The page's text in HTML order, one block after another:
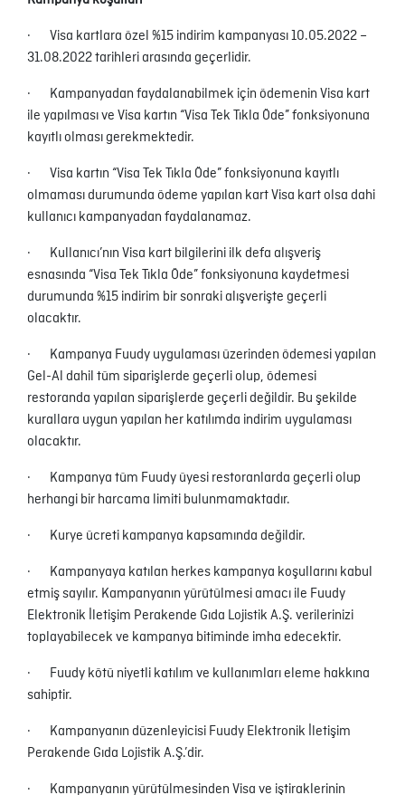
· Visa kartlara özel %15 indirim kampanyası 10.05.2022 –
31.08.2022 tarihleri arasında geçerlidir.
· Kampanyadan faydalanabilmek için ödemenin Visa kart
ile yapılması ve Visa kartın “Visa Tek Tıkla Öde” fonksiyonuna
kayıtlı olması gerekmektedir.
· Visa kartın “Visa Tek Tıkla Öde” fonksiyonuna kayıtlı
olmaması durumunda ödeme yapılan kart Visa kart olsa dahi
kullanıcı kampanyadan faydalanamaz.
· Kullanıcı’nın Visa kart bilgilerini ilk defa alışveriş
esnasında “Visa Tek Tıkla Öde” fonksiyonuna kaydetmesi
durumunda %15 indirim bir sonraki alışverişte geçerli
olacaktır.
· Kampanya Fuudy uygulaması üzerinden ödemesi yapılan
Gel-Al dahil tüm siparişlerde geçerli olup, ödemesi
restoranda yapılan siparişlerde geçerli değildir. Bu şekilde
kurallara uygun yapılan her katılımda indirim uygulaması
olacaktır.
· Kampanya tüm Fuudy üyesi restoranlarda geçerli olup
herhangi bir harcama limiti bulunmamaktadır.
· Kurye ücreti kampanya kapsamında değildir.
· Kampanyaya katılan herkes kampanya koşullarını kabul
etmiş sayılır. Kampanyanın yürütülmesi amacı ile Fuudy
Elektronik İletişim Perakende Gıda Lojistik A.Ş. verilerinizi
toplayabilecek ve kampanya bitiminde imha edecektir.
· Fuudy kötü niyetli katılım ve kullanımları eleme hakkına
sahiptir.
· Kampanyanın düzenleyicisi Fuudy Elektronik İletişim
Perakende Gıda Lojistik A.Ş.’dir.
· Kampanyanın yürütülmesinden Visa ve iştiraklerinin